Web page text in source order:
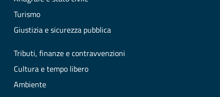
Turismo
Giustizia e sicurezza pubblica
Tributi, finanze e contravvenzioni
Cultura e tempo libero
Ambiente